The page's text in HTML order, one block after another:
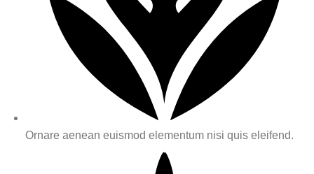
Ornare aenean euismod elementum nisi quis eleifend.